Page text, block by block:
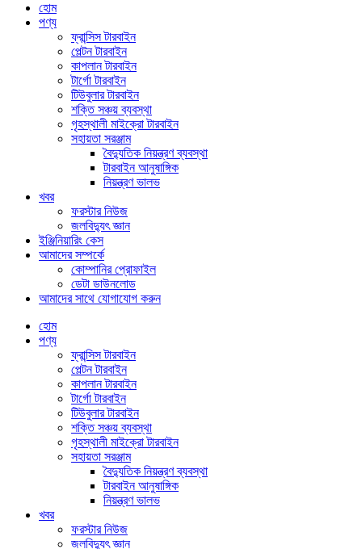
হোম
পণ্য
ফ্রান্সিস টারবাইন
পেল্টন টারবাইন
কাপলান টারবাইন
টার্গো টারবাইন
টিউবুলার টারবাইন
শক্তি সঞ্চয় ব্যবস্থা
গৃহস্থালী মাইক্রো টারবাইন
সহায়তা সরঞ্জাম
বৈদ্যুতিক নিয়ন্ত্রণ ব্যবস্থা
টারবাইন আনুষাঙ্গিক
নিয়ন্ত্রণ ভালভ
খবর
ফরস্টার নিউজ
জলবিদ্যুৎ জ্ঞান
ইঞ্জিনিয়ারিং কেস
আমাদের সম্পর্কে
কোম্পানির প্রোফাইল
ডেটা ডাউনলোড
আমাদের সাথে যোগাযোগ করুন
হোম
পণ্য
ফ্রান্সিস টারবাইন
পেল্টন টারবাইন
কাপলান টারবাইন
টার্গো টারবাইন
টিউবুলার টারবাইন
শক্তি সঞ্চয় ব্যবস্থা
গৃহস্থালী মাইক্রো টারবাইন
সহায়তা সরঞ্জাম
বৈদ্যুতিক নিয়ন্ত্রণ ব্যবস্থা
টারবাইন আনুষাঙ্গিক
নিয়ন্ত্রণ ভালভ
খবর
ফরস্টার নিউজ
জলবিদ্যুৎ জ্ঞান